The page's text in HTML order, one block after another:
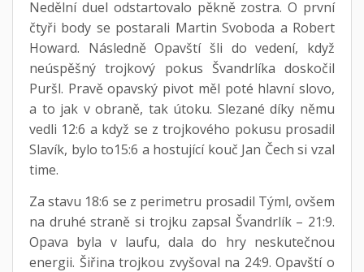
Nedělní duel odstartovalo pěkně zostra. O první
čtyři body se postarali Martin Svoboda a Robert
Howard. Následně Opavští šli do vedení, když
neúspěšný trojkový pokus Švandrlíka doskočil
Puršl. Pravě opavský pivot měl poté hlavní slovo,
a to jak v obraně, tak útoku. Slezané díky němu
vedli 12:6 a když se z trojkového pokusu prosadil
Slavík, bylo to15:6 a hostující kouč Jan Čech si vzal
time.
Za stavu 18:6 se z perimetru prosadil Týml, ovšem
na druhé straně si trojku zapsal Švandrlík – 21:9.
Opava byla v laufu, dala do hry neskutečnou
energii. Šiřina trojkou zvyšoval na 24:9. Opavští o